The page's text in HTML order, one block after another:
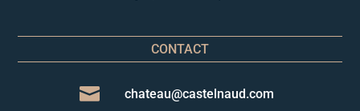
CONTACT
 chateau@castelnaud.com